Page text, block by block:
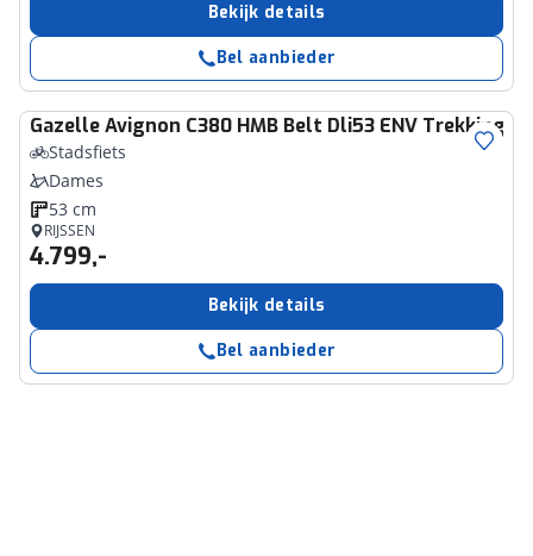
Bekijk details
Bel aanbieder
GazelleAvignon C380 HMB Belt Dli53 ENV Trekking
Stadsfiets
Dames
53 cm
RIJSSEN
4.799,-
Bekijk details
Bel aanbieder